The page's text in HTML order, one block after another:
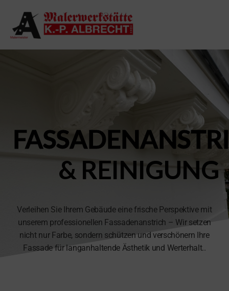
& REINIGUNG
Verleihen Sie Ihrem Gebäude eine frische Perspektive mit
unserem professionellen Fassadenanstrich – Wir setzen
nicht nur Farbe, sondern schützen und verschönern Ihre
Fassade für langanhaltende Ästhetik und Werterhalt..